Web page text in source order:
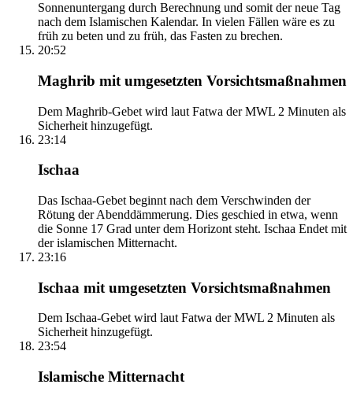
Sonnenuntergang durch Berechnung und somit der neue Tag
nach dem Islamischen Kalendar. In vielen Fällen wäre es zu
früh zu beten und zu früh, das Fasten zu brechen.
20:52
Maghrib mit umgesetzten Vorsichtsmaßnahmen
Dem Maghrib-Gebet wird laut Fatwa der MWL 2 Minuten als
Sicherheit hinzugefügt.
23:14
Ischaa
Das Ischaa-Gebet beginnt nach dem Verschwinden der
Rötung der Abenddämmerung. Dies geschied in etwa, wenn
die Sonne 17 Grad unter dem Horizont steht. Ischaa Endet mit
der islamischen Mitternacht.
23:16
Ischaa mit umgesetzten Vorsichtsmaßnahmen
Dem Ischaa-Gebet wird laut Fatwa der MWL 2 Minuten als
Sicherheit hinzugefügt.
23:54
Islamische Mitternacht